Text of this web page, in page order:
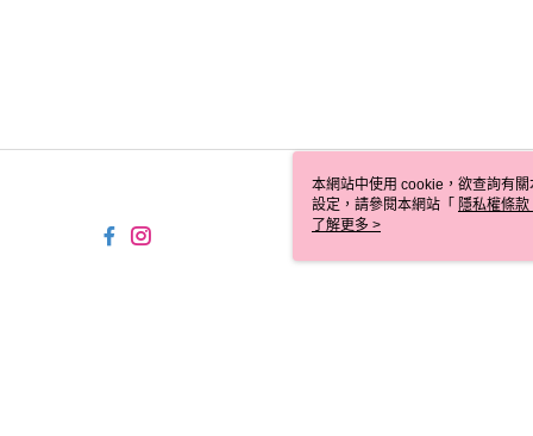
本網站中使用 cookie，欲查詢有
設定，請參閱本網站「 隱私權條款
使用 cookie。
了解更多 >